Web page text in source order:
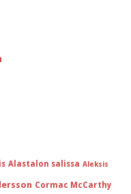
Alastalon salissa Aleksis
Cormac McCarthy